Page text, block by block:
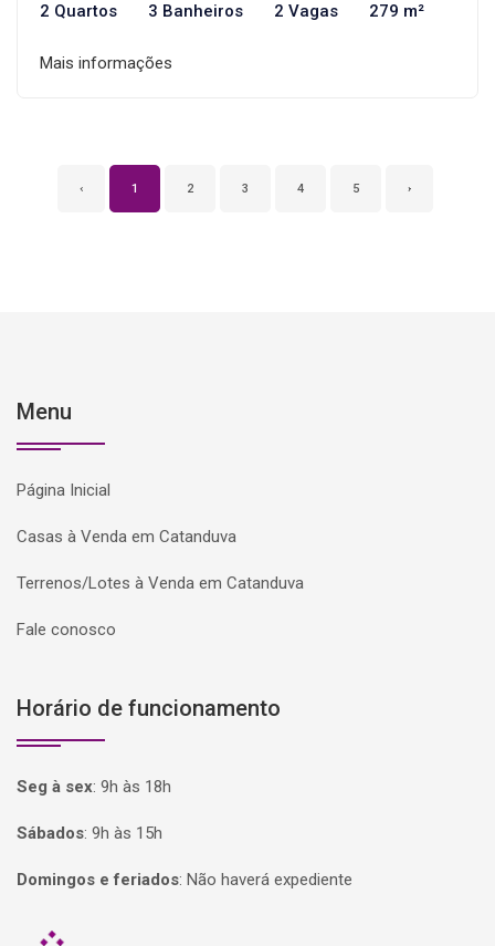
2 Quartos 3 Banheiros 2 Vagas 279 m²
Mais informações
‹ 1 2 3 4 5 ›
Menu
Página Inicial
Casas à Venda em Catanduva
Terrenos/Lotes à Venda em Catanduva
Fale conosco
Horário de funcionamento
Seg à sex: 9h às 18h
Sábados: 9h às 15h
Domingos e feriados: Não haverá expediente